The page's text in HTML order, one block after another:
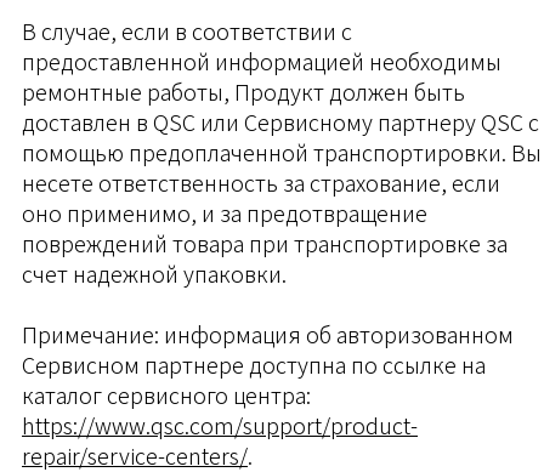
В случае, если в соответствии с
предоставленной информацией необходимы
ремонтные работы, Продукт должен быть
доставлен в QSC или Сервисному партнеру QSC с
помощью предоплаченной транспортировки. Вы
несете ответственность за страхование, если
оно применимо, и за предотвращение
повреждений товара при транспортировке за
счет надежной упаковки.
Примечание: информация об авторизованном
Сервисном партнере доступна по ссылке на
каталог сервисного центра:
https://www.qsc.com/support/product-
repair/service-centers/.